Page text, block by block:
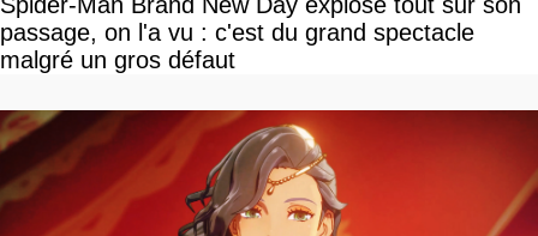
passage, on l'a vu : c'est du grand spectacle
malgré un gros défaut